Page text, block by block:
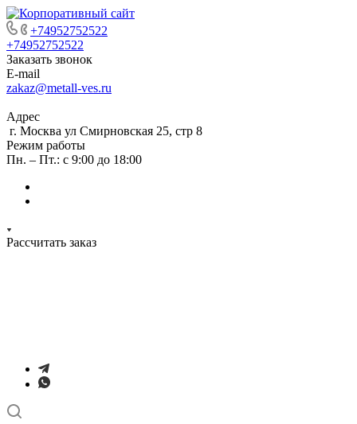
+74952752522
+74952752522
Заказать звонок
E-mail
zakaz@metall-ves.ru
Адрес
г. Москва ул Смирновская 25, стр 8
Режим работы
Пн. – Пт.: с 9:00 до 18:00
Рассчитать заказ